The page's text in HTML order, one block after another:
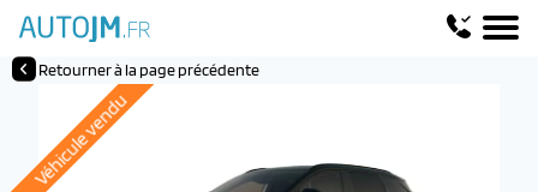
Retourner à la page précédente
Véhicule vendu